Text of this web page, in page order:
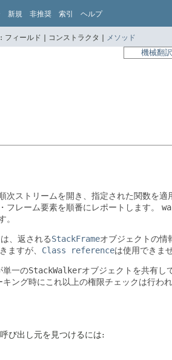
新規 非推奨 索引 ヘルプ
フィールド | コンストラクタ | メソッド
機械翻
次ストリームを開き、指定された関数を適
レーム要素を順番にレポートします。
。
は、返されるStackFrameオブジェクトの情
ますが、 Class referenceは使用できませ
単一のStackWalkerオブジェクトを共有し
ング時にこれ以上の権限チェックは行われ
び出し元を見つけるには: